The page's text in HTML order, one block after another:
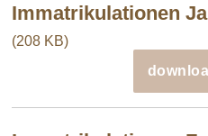
Immatrikulationen
(208 KB)